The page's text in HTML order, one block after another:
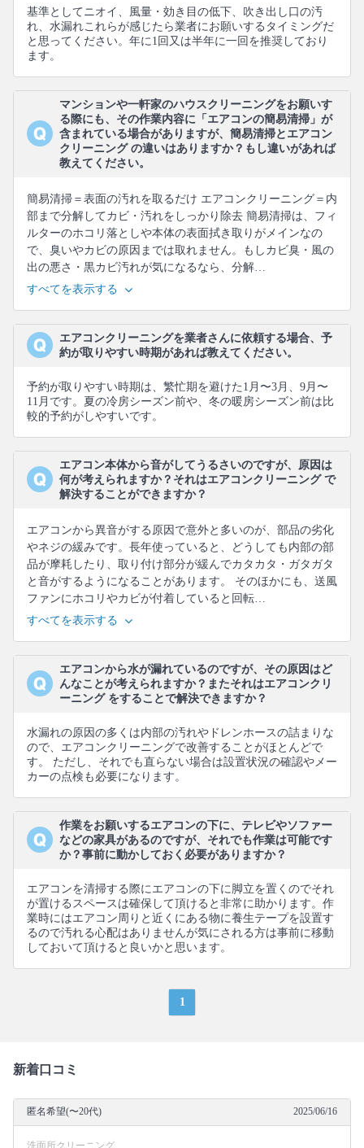
基準としてニオイ、風量・効き目の低下、吹き出し口の汚
れ、水漏れこれらが感じたら業者にお願いするタイミングだ
と思ってください。年に1回又は半年に一回を推奨しており
ます。
マンションや一軒家のハウスクリーニングをお願いす
る際にも、その作業内容に「エアコンの簡易清掃」が
含まれている場合がありますが、簡易清掃とエアコン
クリーニング の違いはありますか？もし違いがあれば
教えてください。
簡易清掃＝表面の汚れを取るだけ エアコンクリーニング＝内
部まで分解してカビ・汚れをしっかり除去 簡易清掃は、フィ
ルターのホコリ落としや本体の表面拭き取りがメインなの
で、臭いやカビの原因までは取れません。もしカビ臭・風の
出の悪さ・黒カビ汚れが気になるなら、分解…
すべてを表示する
エアコンクリーニングを業者さんに依頼する場合、予
約が取りやすい時期があれば教えてください。
予約が取りやすい時期は、繁忙期を避けた1月〜3月、9月〜
11月です。夏の冷房シーズン前や、冬の暖房シーズン前は比
較的予約がしやすいです。
エアコン本体から音がしてうるさいのですが、原因は
何が考えられますか？それはエアコンクリーニング で
解決することができますか？
エアコンから異音がする原因で意外と多いのが、部品の劣化
やネジの緩みです。長年使っていると、どうしても内部の部
品が摩耗したり、取り付け部分が緩んでカタカタ・ガタガタ
と音がするようになることがあります。 そのほかにも、送風
ファンにホコリやカビが付着していると回転…
すべてを表示する
エアコンから水が漏れているのですが、その原因はど
んなことが考えられますか？またそれはエアコンクリ
ーニング をすることで解決できますか？
水漏れの原因の多くは内部の汚れやドレンホースの詰まりな
ので、エアコンクリーニングで改善することがほとんどで
す。 ただし、それでも直らない場合は設置状況の確認やメー
カーの点検も必要になります。
作業をお願いするエアコンの下に、テレビやソファー
などの家具があるのですが、それでも作業は可能です
か？事前に動かしておく必要がありますか？
エアコンを清掃する際にエアコンの下に脚立を置くのでそれ
が置けるスペースは確保して頂けると非常に助かります。作
業時にはエアコン周りと近くにある物に養生テープを設置す
るので汚れる心配はありませんが気にされる方は事前に移動
しておいて頂けると良いかと思います。
1
新着口コミ
匿名希望(〜20代) 2025/06/16
洗面所クリーニング